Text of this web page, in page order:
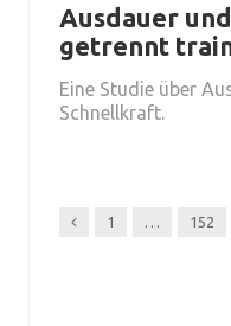
Ausdauer
getrennt
Eine Studie über
Schnellkraft.
Previous
1 152